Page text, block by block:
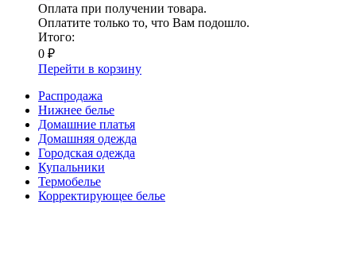
Оплата при получении товара.
Оплатите только то, что Вам подошло.
Итого:
0 ₽
Перейти в корзину
Распродажа
Нижнее белье
Домашние платья
Домашняя одежда
Городская одежда
Купальники
Термобелье
Корректирующее белье